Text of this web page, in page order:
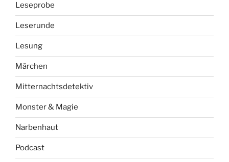
Leseprobe
Leserunde
Lesung
Märchen
Mitternachtsdetektiv
Monster & Magie
Narbenhaut
Podcast